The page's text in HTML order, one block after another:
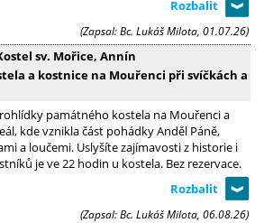
(Zapsal: Bc. Lukáš Milota, 01.07.26)
sv. Mořice, Annín
a kostnice na Mouřenci při svíčkách a
památného kostela na Mouřenci a
kde vznikla část pohádky Anděl Páně,
a loučemi. Uslyšíte zajímavosti z historie i
je ve 22 hodin u kostela. Bez rezervace.
(Zapsal: Bc. Lukáš Milota, 06.08.26)